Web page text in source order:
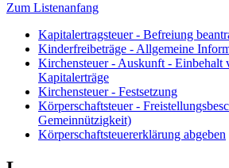
Zum Listenanfang
Kapitalertragsteuer - Befreiung
Kinderfreibeträge - Allgemeine
Kirchensteuer - Auskunft - Einbehalt
Kapitalerträge
Kirchensteuer - Festsetzung
Körperschaftsteuer -
Gemeinnützigkeit)
Körperschaftsteuererklärung abgeben